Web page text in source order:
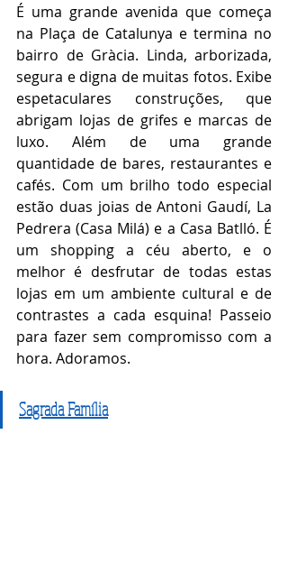
É uma grande avenida que começa
na Plaça de Catalunya e termina no
bairro de Gràcia. Linda, arborizada,
segura e digna de muitas fotos. Exibe
espetaculares construções, que
abrigam lojas de grifes e marcas de
luxo. Além de uma grande
quantidade de bares, restaurantes e
cafés. Com um brilho todo especial
estão duas joias de Antoni Gaudí, La
Pedrera (Casa Milá) e a Casa Batlló. É
um shopping a céu aberto, e o
melhor é desfrutar de todas estas
lojas em um ambiente cultural e de
contrastes a cada esquina! Passeio
para fazer sem compromisso com a
hora. Adoramos.
Sagrada Família